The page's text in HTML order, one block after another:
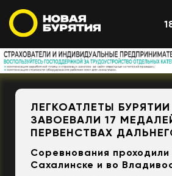
ЛЕГКОАТЛЕТЫ БУРЯТИИ
ЗАВОЕВАЛИ 17
ПЕРВЕНСТВАХ
Соревнования
Сахалинске и во